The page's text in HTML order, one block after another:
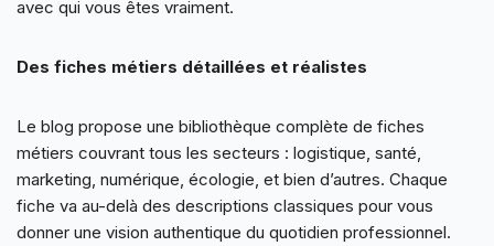
avec qui vous êtes vraiment.
Des fiches métiers détaillées et réalistes
Le blog propose une bibliothèque complète de fiches
métiers couvrant tous les secteurs : logistique, santé,
marketing, numérique, écologie, et bien d’autres. Chaque
fiche va au-delà des descriptions classiques pour vous
donner une vision authentique du quotidien professionnel.